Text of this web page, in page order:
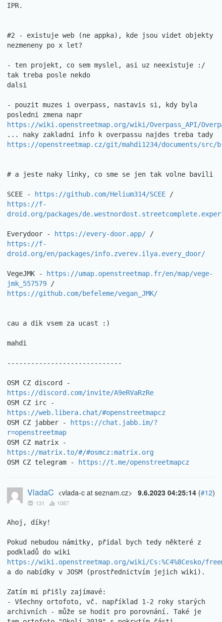
IPR.
#2 - existuje web (ne appka), kde jsou videt objekty
nezmeneny po x let?
- ten projekt, co sem myslel, asi uz neexistuje :/
tak treba posle nekdo
dalsi
- pouzit muzes i overpass, nastavis si, kdy byla
https://wiki.openstreetmap.org/wiki/Overpass_API/
https://openstreetmap.cz/git/mahdi1234/documents/src/
# a jeste naky linky, co sme se jen tak volne bavili
SCEE - https://github.com/Helium314/SCEE
https://f-
droid.org/packages/
Everydoor - https://every-door.app/
https://f-
droid.org/en/packages/info.zverev.ilya.every_door/
VegeJMK -
https://umap.openstreetmap.fr/en/map/vege-
jmk_557579
https://github.com/befeleme/vegan_JMK/
cau a dik vsem za ucast :)
mahdi
-----------------------------
https://discord.com/invite/A9eRVaRzRe
https://web.libera.chat/#openstreetmapcz
OSM CZ jabber -
https://chat.jabb.im/?
r=openstreetmap
https://matrix.to/#/#osmcz:matrix.org
OSM CZ telegram -
https://t.me/openstreetmapcz
9.6.2023 04:25:14 (#12)
VladaC <vlada-c at seznam.cz>
131 1087
Ahoj, díky!
Pokud nebudou námitky, přidal bych tedy některé z
https://wiki.openstreetmap.org/wiki/Cs:%C4%8Cesko/
a do nabídky v JOSM (prostřednictvím jejich wiki).
Zatím mi přišly zajímavé:
- Všechny ortofoto, vč. například 1-2 roky starých
archivních - může se hodit pro porovnání. Také je